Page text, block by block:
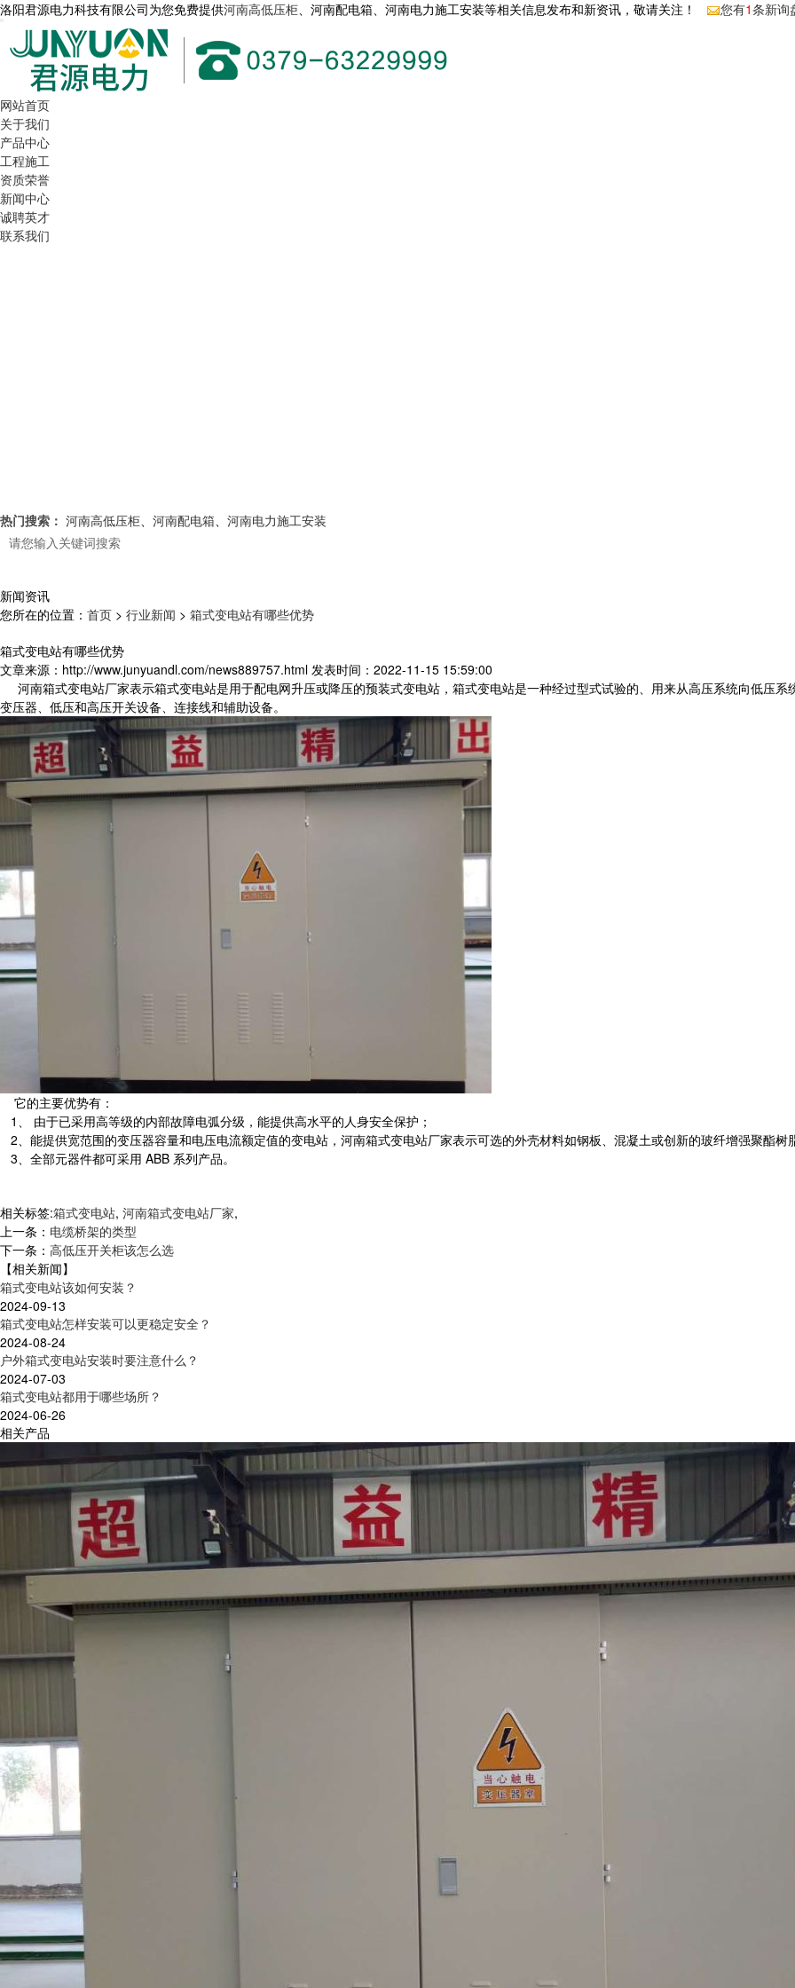
洛阳君源电力科技有限公司为您免费提供河南高低压柜、河南配电箱、河南电力施工安装等相关信息发布和新资讯，敬请关注！ 您有1条新询
网站首页
关于我们
产品中心
工程施工
资质荣誉
新闻中心
诚聘英才
联系我们
热门搜索： 河南高低压柜、 河南配电箱、 河南电力施工安装
新闻资讯
您所在的位置： 首页 > 行业新闻 > 箱式变电站有哪些优势
箱式变电站有哪些优势
文章来源：http://www.junyuandl.com/news889757.html 发表时间：2022-11-15 15:59:00
河南箱式变电站厂家表示箱式变电站是用于配电网升压或降压的预装式变电站，箱式变电站是一种经过型式试验的、用来从高压系统向低压
变压器、低压和高压开关设备、连接线和辅助设备。
它的主要优势有：
1、 由于已采用高等级的内部故障电弧分级，能提供高水平的人身安全保护；
2、能提供宽范围的变压器容量和电压电流额定值的变电站，河南箱式变电站厂家表示可选的外壳材料如钢板、混凝土或创新的玻纤增强聚酯树
3、全部元器件都可采用 ABB 系列产品。
相关标签:箱式变电站, 河南箱式变电站厂家,
上一条： 电缆桥架的类型
下一条： 高低压开关柜该怎么选
【相关新闻】
箱式变电站该如何安装？
2024-09-13
箱式变电站怎样安装可以更稳定安全？
2024-08-24
户外箱式变电站安装时要注意什么？
2024-07-03
箱式变电站都用于哪些场所？
2024-06-26
相关产品